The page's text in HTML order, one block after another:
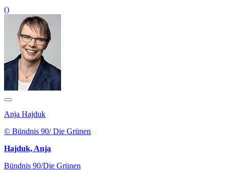
()
Anja Hajduk
© Bündnis 90/ Die Grünen
Hajduk, Anja
Bündnis 90/Die Grünen